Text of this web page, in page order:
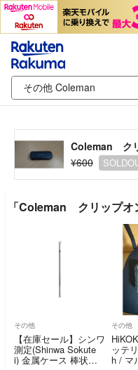
Coleman ク
¥600
「Coleman クリップオ
その他
【在庫セール】シンワ
測定(Shinwa Sokute
i) 金属ケース 棒状温
その他
ッテ
h / マ